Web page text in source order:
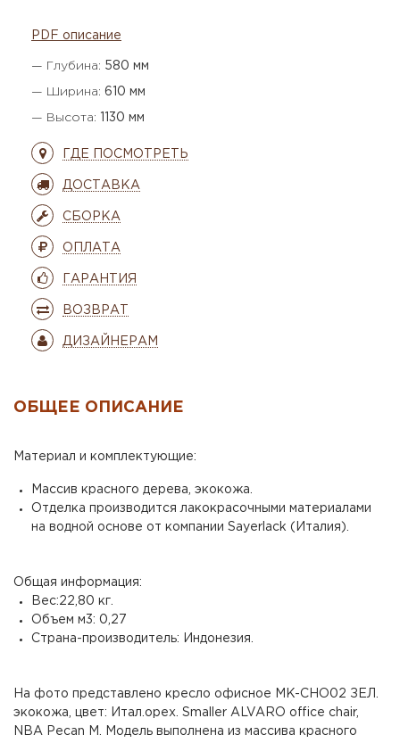
PDF описание
— Глубина: 580 мм
— Ширина: 610 мм
— Высота: 1130 мм
ГДЕ ПОСМОТРЕТЬ
ДОСТАВКА
СБОРКА
ОПЛАТА
ГАРАНТИЯ
ВОЗВРАТ
ДИЗАЙНЕРАМ
ОБЩЕЕ ОПИСАНИЕ
Материал и комплектующие:
Массив красного дерева, экокожа.
Отделка производится лакокрасочными материалами
на водной основе от компании Sayerlack (Италия).
Общая информация:
Вес:22,80 кг.
Объем м3: 0,27
Страна-производитель: Индонезия.
На фото представлено кресло офисное MK-CHO02 ЗЕЛ.
экокожа, цвет: Итал.орех. Smaller ALVARO office chair,
NBA Pecan M. Модель выполнена из массива красного